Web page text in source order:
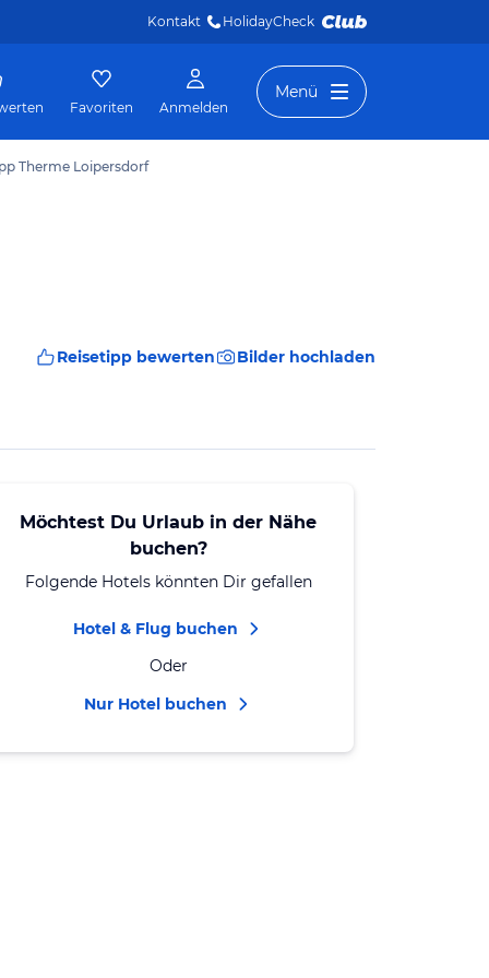
Kontakt HolidayCheck
Favoriten Anmelden
Menü
Therme Loipersdorf
Reisetipp bewerten Bilder hochladen
Möchtest Du Urlaub in der Nähe
buchen?
Folgende Hotels könnten Dir gefallen
Hotel & Flug buchen
Oder
Nur Hotel buchen